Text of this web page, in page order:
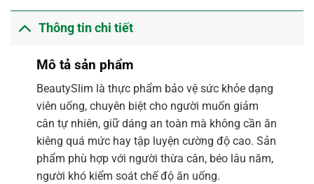
Thông tin chi tiết
Mô tả sản phẩm
BeautySlim là thực phẩm bảo vệ sức khỏe dạng
viên uống, chuyên biệt cho người muốn giảm
cân tự nhiên, giữ dáng an toàn mà không cần ăn
kiêng quá mức hay tập luyện cường độ cao. Sản
phẩm phù hợp với người thừa cân, béo lâu năm,
người khó kiểm soát chế độ ăn uống.